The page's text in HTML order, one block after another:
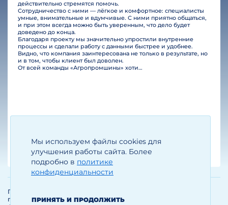
Мы используем файлы cookies для
улучшения работы сайта. Более
подробно в политике
конфиденциальности
ПРИНЯТЬ И ПРОДОЛЖИТЬ
действительно стремятся помочь.
Сотрудничество с ними — лёгкое и комфортное: специалисты
умные, внимательные и вдумчивые. С ними приятно общаться,
и при этом всегда можно быть уверенным, что дело будет
доведено до конца.
Благодаря проекту мы значительно упростили внутренние
процессы и сделали работу с данными быстрее и удобнее.
Видно, что компания заинтересована не только в результате, но
и в том, чтобы клиент был доволен.
От всей команды «Агропромшины» хотим поблагодарить специалистов Legal Bridge за отличную работу и человеческое отношение.…
Егизарян И.А.
Генеральный директор
Политика обработки и защиты
персональных данных